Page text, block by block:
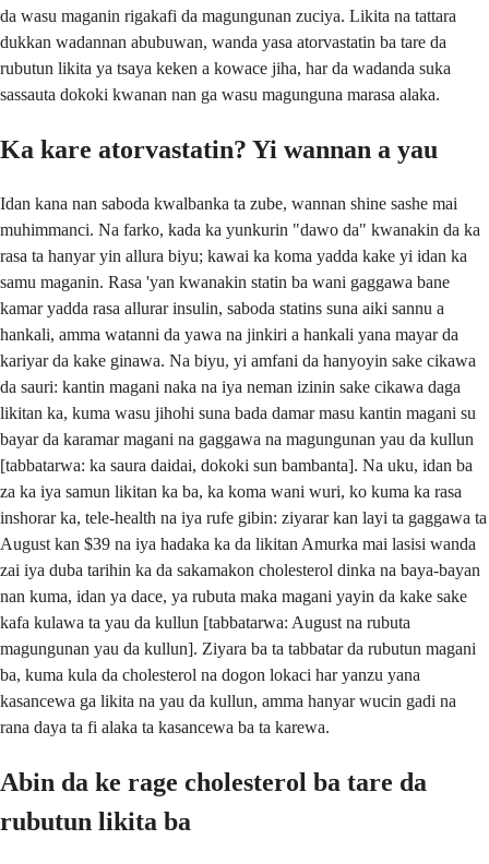
da wasu maganin rigakafi da magungunan zuciya. Likita na tattara
dukkan wadannan abubuwan, wanda yasa atorvastatin ba tare da
rubutun likita ya tsaya keken a kowace jiha, har da wadanda suka
sassauta dokoki kwanan nan ga wasu magunguna marasa alaka.
Ka kare atorvastatin? Yi wannan a yau
Idan kana nan saboda kwalbanka ta zube, wannan shine sashe mai
muhimmanci. Na farko, kada ka yunkurin "dawo da" kwanakin da ka
rasa ta hanyar yin allura biyu; kawai ka koma yadda kake yi idan ka
samu maganin. Rasa 'yan kwanakin statin ba wani gaggawa bane
kamar yadda rasa allurar insulin, saboda statins suna aiki sannu a
hankali, amma watanni da yawa na jinkiri a hankali yana mayar da
kariyar da kake ginawa. Na biyu, yi amfani da hanyoyin sake cikawa
da sauri: kantin magani naka na iya neman izinin sake cikawa daga
likitan ka, kuma wasu jihohi suna bada damar masu kantin magani su
bayar da karamar magani na gaggawa na magungunan yau da kullun
[tabbatarwa: ka saura daidai, dokoki sun bambanta]. Na uku, idan ba
za ka iya samun likitan ka ba, ka koma wani wuri, ko kuma ka rasa
inshorar ka, tele-health na iya rufe gibin: ziyarar kan layi ta gaggawa ta
August kan $39 na iya hadaka ka da likitan Amurka mai lasisi wanda
zai iya duba tarihin ka da sakamakon cholesterol dinka na baya-bayan
nan kuma, idan ya dace, ya rubuta maka magani yayin da kake sake
kafa kulawa ta yau da kullun [tabbatarwa: August na rubuta
magungunan yau da kullun]. Ziyara ba ta tabbatar da rubutun magani
ba, kuma kula da cholesterol na dogon lokaci har yanzu yana
kasancewa ga likita na yau da kullun, amma hanyar wucin gadi na
rana daya ta fi alaka ta kasancewa ba ta karewa.
Abin da ke rage cholesterol ba tare da
rubutun likita ba